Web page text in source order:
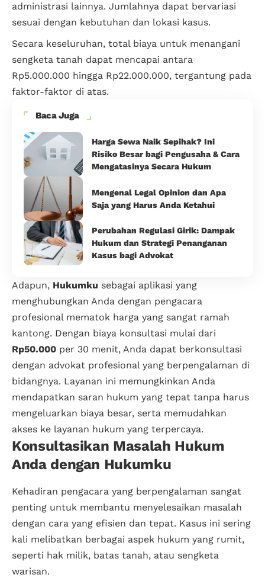
administrasi lainnya. Jumlahnya dapat bervariasi
sesuai dengan kebutuhan dan lokasi kasus.
Secara keseluruhan, total biaya untuk menangani
sengketa tanah dapat mencapai antara
Rp5.000.000 hingga Rp22.000.000, tergantung pada
faktor-faktor di atas.
Baca Juga
Harga Sewa Naik Sepihak? Ini
Risiko Besar bagi Pengusaha & Cara
Mengatasinya Secara Hukum
Mengenal Legal Opinion dan Apa
Saja yang Harus Anda Ketahui
Perubahan Regulasi Girik: Dampak
Hukum dan Strategi Penanganan
Kasus bagi Advokat
Adapun, Hukumku sebagai aplikasi yang
menghubungkan Anda dengan pengacara
profesional mematok harga yang sangat ramah
kantong. Dengan biaya konsultasi mulai dari
Rp50.000 per 30 menit, Anda dapat berkonsultasi
dengan advokat profesional yang berpengalaman di
bidangnya. Layanan ini memungkinkan Anda
mendapatkan saran hukum yang tepat tanpa harus
mengeluarkan biaya besar, serta memudahkan
akses ke layanan hukum yang terpercaya.
Konsultasikan Masalah Hukum
Anda dengan Hukumku
Kehadiran pengacara yang berpengalaman sangat
penting untuk membantu menyelesaikan masalah
dengan cara yang efisien dan tepat. Kasus ini sering
kali melibatkan berbagai aspek hukum yang rumit,
seperti hak milik, batas tanah, atau sengketa
warisan.